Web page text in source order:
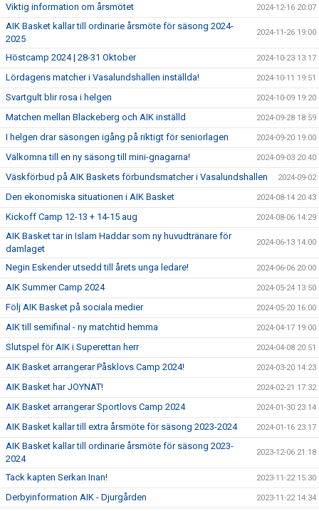
Viktig information om årsmötet 2024-12-16 20:07
AIK Basket kallar till ordinarie årsmöte för säsong 2024-
2025
2024-11-26 19:00
Höstcamp 2024 | 28-31 Oktober 2024-10-23 13:17
Lördagens matcher i Vasalundshallen inställda! 2024-10-11 19:51
Svartgult blir rosa i helgen 2024-10-09 19:20
Matchen mellan Blackeberg och AIK inställd 2024-09-28 18:59
I helgen drar säsongen igång på riktigt för seniorlagen 2024-09-20 19:00
Välkomna till en ny säsong till mini-gnagarna! 2024-09-03 20:40
Väskförbud på AIK Baskets förbundsmatcher i Vasalundshallen 2024-09-02
Den ekonomiska situationen i AIK Basket 2024-08-14 20:43
Kickoff Camp 12-13 + 14-15 aug 2024-08-06 14:29
AIK Basket tar in Islam Haddar som ny huvudtränare för
damlaget
2024-06-13 14:00
Negin Eskender utsedd till årets unga ledare! 2024-06-06 20:00
AIK Summer Camp 2024 2024-05-24 13:50
Följ AIK Basket på sociala medier 2024-05-20 16:00
AIK till semifinal - ny matchtid hemma 2024-04-17 19:00
Slutspel för AIK i Superettan herr 2024-04-08 20:51
AIK Basket arrangerar Påsklovs Camp 2024! 2024-03-20 14:23
AIK Basket har JOYNAT! 2024-02-21 17:32
AIK Basket arrangerar Sportlovs Camp 2024 2024-01-30 23:14
AIK Basket kallar till extra årsmöte för säsong 2023-2024 2024-01-16 23:17
AIK Basket kallar till ordinarie årsmöte för säsong 2023-
2024
2023-12-06 21:18
Tack kapten Serkan Inan! 2023-11-22 15:30
Derbyinformation AIK - Djurgården 2023-11-22 14:34